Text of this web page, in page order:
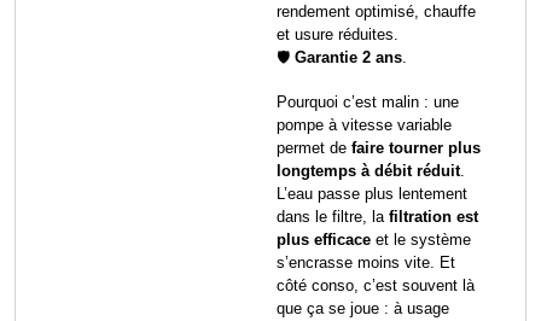
rendement optimisé, chauffe
et usure réduites.
🛡️ Garantie 2 ans.
Pourquoi c’est malin : une
pompe à vitesse variable
permet de faire tourner plus
longtemps à débit réduit.
L’eau passe plus lentement
dans le filtre, la filtration est
plus efficace et le système
s’encrasse moins vite. Et
côté conso, c’est souvent là
que ça se joue : à usage